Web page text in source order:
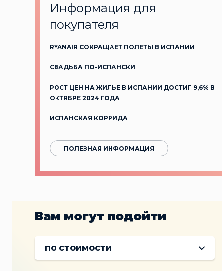
Информация для
покупателя
RYANAIR СОКРАЩАЕТ ПОЛЕТЫ В ИСПАНИИ
СВАДЬБА ПО-ИСПАНСКИ
РОСТ ЦЕН НА ЖИЛЬЕ В ИСПАНИИ ДОСТИГ 9,6% В
ОКТЯБРЕ 2024 ГОДА
ИСПАНСКАЯ КОРРИДА
ПОЛЕЗНАЯ ИНФОРМАЦИЯ
Вам могут подойти
по стоимости